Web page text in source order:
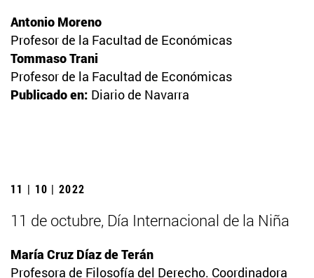
Antonio Moreno
Profesor de la Facultad de Económicas
Tommaso Trani
Profesor de la Facultad de Económicas
Publicado en: Diario de Navarra
11 | 10 | 2022
11 de octubre, Día Internacional de la Niña
María Cruz Díaz de Terán
Profesora de Filosofía del Derecho. Coordinadora